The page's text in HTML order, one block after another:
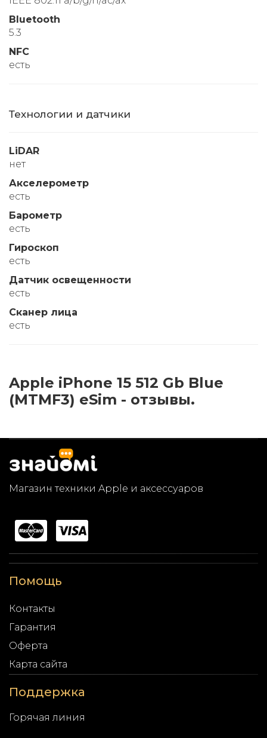
Bluetooth
5.3
NFC
есть
Технологии и датчики
LiDAR
нет
Акселерометр
есть
Барометр
есть
Гироскоп
есть
Датчик освещенности
есть
Сканер лица
есть
Apple iPhone 15 512 Gb Blue
(MTMF3) eSim - отзывы.
Магазин техники Apple и аксессуаров
Помощь
Контакты
Гарантия
Оферта
Карта сайта
Поддержка
Горячая линия